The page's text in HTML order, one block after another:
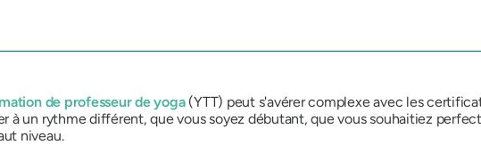
de professeur de yoga(YTT) peut s'avérer complexe avec les
à un rythme différent, que vous soyez débutant, que vous souhaitiez
niveau.